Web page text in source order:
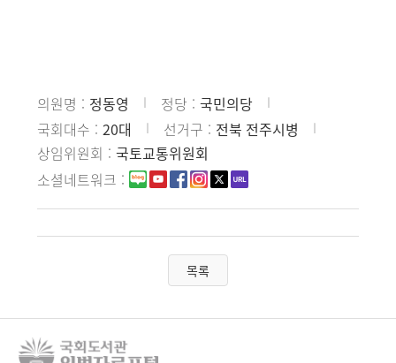
의원명 정동영 정당
국민의당
국회대수
20대 선거구
전북 전주시병
상임위원회
국토교통위원회
소셜네트워크
목록